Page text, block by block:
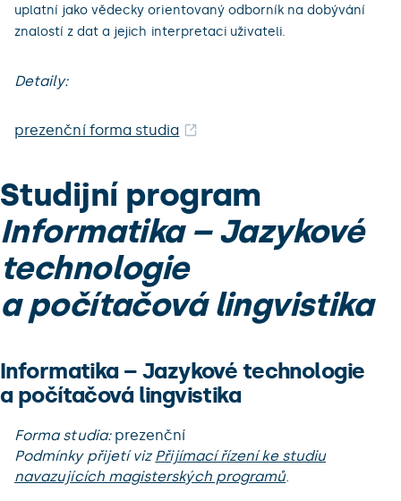
uplatní jako vědecky orientovaný odborník na dobývání
znalostí z dat a jejich interpretaci uživateli.
Detaily:
prezenční forma studia
Studijní program
Informatika – Jazykové
technologie
a počítačová lingvistika
Informatika – Jazykové technologie
a počítačová lingvistika
Forma studia:prezenční
Podmínky přijetí viz Přijímací řízení ke studiu
navazujících magisterských programů.